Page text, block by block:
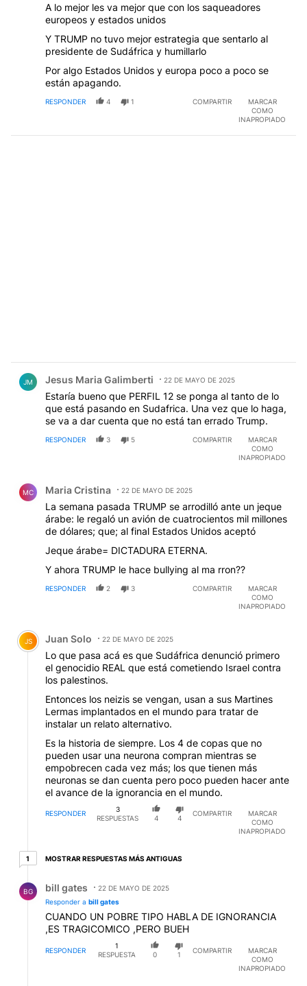
A lo mejor les va mejor que con los saqueadores
europeos y estados unidos
Y TRUMP no tuvo mejor estrategia que sentarlo al
presidente de Sudáfrica y humillarlo
Por algo Estados Unidos y europa poco a poco se
están apagando.
RESPONDER 4 1 COMPARTIR
MARCAR
COMO
INAPROPIADO
JM Jesus Maria Galimberti 22 DE MAYO DE 2025
Estaría bueno que PERFIL 12 se ponga al tanto de lo
que está pasando en Sudafrica. Una vez que lo haga,
se va a dar cuenta que no está tan errado Trump.
RESPONDER 3 5 COMPARTIR
MARCAR
COMO
INAPROPIADO
MC Maria Cristina 22 DE MAYO DE 2025
La semana pasada TRUMP se arrodilló ante un jeque
árabe: le regaló un avión de cuatrocientos mil millones
de dólares; que; al final Estados Unidos aceptó
Jeque árabe= DICTADURA ETERNA.
Y ahora TRUMP le hace bullying al ma rron??
RESPONDER 2 3 COMPARTIR
MARCAR
COMO
INAPROPIADO
Comentario de Juan Solo.
JS Juan Solo 22 DE MAYO DE 2025
Lo que pasa acá es que Sudáfrica denunció primero
el genocidio REAL que está cometiendo Israel contra
los palestinos.
Entonces los neizis se vengan, usan a sus Martines
Lermas implantados en el mundo para tratar de
instalar un relato alternativo.
Es la historia de siempre. Los 4 de copas que no
pueden usar una neurona compran mientras se
empobrecen cada vez más; los que tienen más
neuronas se dan cuenta pero poco pueden hacer ante
el avance de la ignorancia en el mundo.
RESPONDER
3
RESPUESTAS
4 4
COMPARTIR
MARCAR
COMO
INAPROPIADO
11 respuesta más antiguas
MOSTRAR RESPUESTAS MÁS ANTIGUAS
BG bill gates
22 DE MAYO DE 2025
Responder a bill gates
CUANDO UN POBRE TIPO HABLA DE IGNORANCIA
,ES TRAGICOMICO ,PERO BUEH
RESPONDER
1
RESPUESTA
0 1
COMPARTIR
MARCAR
COMO
INAPROPIADO